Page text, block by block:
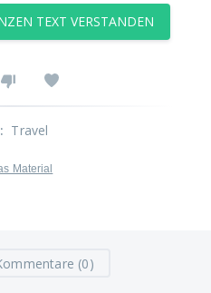
TEXT VERSTANDEN
: Travel
Material
(0)